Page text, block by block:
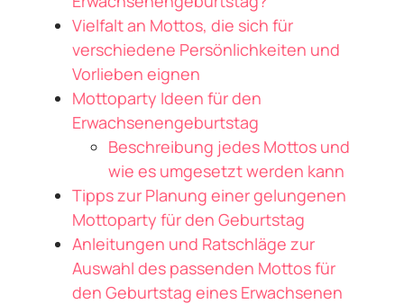
Vielfalt an Mottos, die sich für
verschiedene Persönlichkeiten und
Vorlieben eignen
Mottoparty Ideen für den
Erwachsenengeburtstag
Beschreibung jedes Mottos und
wie es umgesetzt werden kann
Tipps zur Planung einer gelungenen
Mottoparty für den Geburtstag
Anleitungen und Ratschläge zur
Auswahl des passenden Mottos für
den Geburtstag eines Erwachsenen